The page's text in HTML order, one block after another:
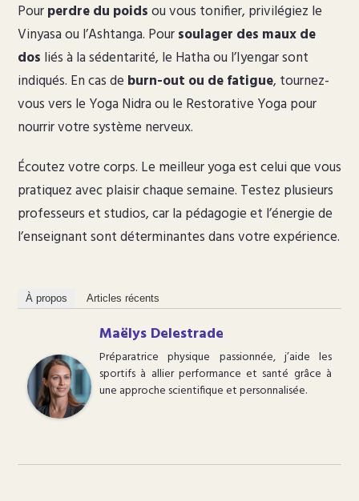
Pourperdre du poidsou vous tonifier, privilégiez le
Vinyasa ou l’Ashtanga. Poursoulager des maux de
dos liés à la sédentarité, le Hatha ou l’Iyengar sont
indiqués. En cas de burn-out ou de fatigue, tournez-
vous vers le Yoga Nidra ou le Restorative Yoga pour
nourrir votre système nerveux.
Écoutez votre corps. Le meilleur yoga est celui que vous
pratiquez avec plaisir chaque semaine. Testez plusieurs
professeurs et studios, car la pédagogie et l’énergie de
l’enseignant sont déterminantes dans votre expérience.
À propos Articles récents
Maëlys Delestrade
Préparatrice physique passionnée, j’aide les
sportifs à allier performance et santé grâce à
une approche scientifique et personnalisée.